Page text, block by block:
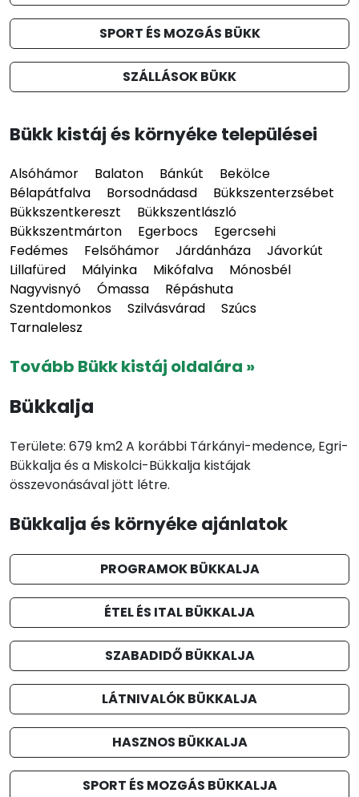
SPORT ÉS MOZGÁS BÜKK
SZÁLLÁSOK BÜKK
Bükk kistáj és környéke települései
Alsóhámor Balaton Bánkút
Bekölce
Bélapátfalva
Borsodnádasd
Bükkszenterzsébet
Bükkszentkereszt
Bükkszentlászló
Bükkszentmárton
Egerbocs
Egercsehi
Fedémes
Felsőhámor Járdánháza
Jávorkút
Lillafüred
Mályinka Mikófalva
Mónosbél
Nagyvisnyó
Ómassa
Répáshuta
Szentdomonkos
Szilvásvárad
Szúcs
Tarnalelesz
Tovább Bükk kistáj oldalára »
Bükkalja
Területe: 679 km2 A korábbi Tárkányi-medence, Egri-
Bükkalja és a Miskolci-Bükkalja kistájak
összevonásával jött létre.
Bükkalja és környéke ajánlatok
PROGRAMOK BÜKKALJA
ÉTEL ÉS ITAL BÜKKALJA
SZABADIDŐ BÜKKALJA
LÁTNIVALÓK BÜKKALJA
HASZNOS BÜKKALJA
SPORT ÉS MOZGÁS BÜKKALJA